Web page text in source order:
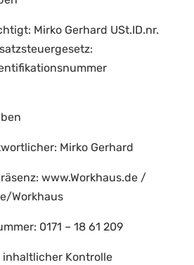
Mirko Gerhard USt.ID.nr.
Mirko Gerhard
www.Workhaus.de /
Workhaus
0171 – 18 61 209
Kontrolle